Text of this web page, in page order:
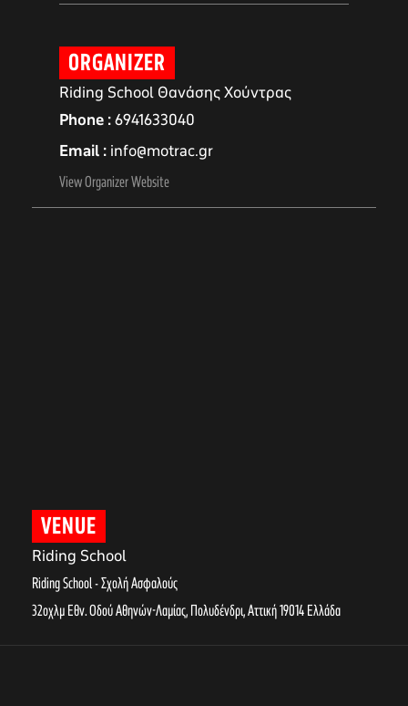
ORGANIZER
Riding School Θανάσης Χούντρας
Phone 6941633040
Email info@motrac.gr
View Organizer Website
VENUE
Riding School
Riding School - Σχολή Ασφαλούς
32οχλμ Εθν. Οδού Αθηνών-Λαμίας, Πολυδένδρι,Αττική19014Ελλάδα